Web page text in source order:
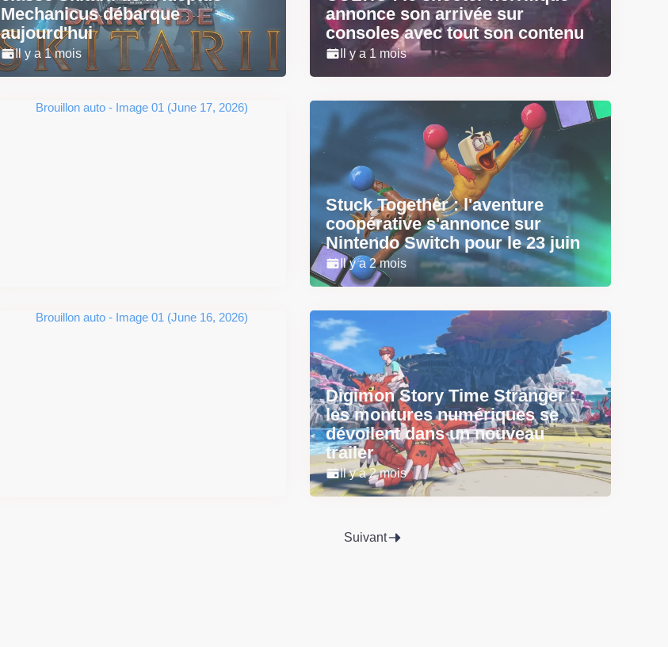
Mechanicus débarque
aujourd'hui
Il y a 1 mois
annonce son arrivée sur
consoles avec tout son contenu
Il y a 1 mois
Stuck Together : l'aventure
coopérative s'annonce sur
Nintendo Switch pour le 23 juin
Il y a 2 mois
Digimon Story Time Stranger :
les montures numériques se
dévoilent dans un nouveau
trailer
Il y a 2 mois
Suivant